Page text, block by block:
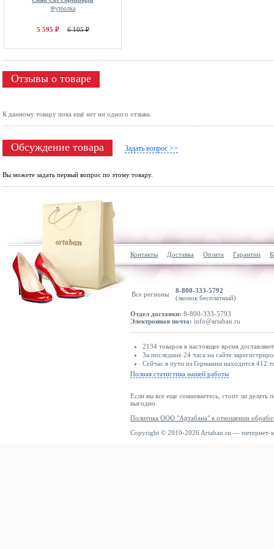
Футболка
5 595 ₽ 6 105 ₽
Отзывы о товаре
К данному товару пока ещё нет ни одного отзыва.
Обсуждение товара Задать вопрос >>
Вы можете задать первый вопрос по этому товару.
Контакты Доставка Оплата Гарантии
Все регионы
8-800-333-5792
(звонок бесплатный)
Отдел доставки: 8-800-333-5793
Электронная почта: info@artaban.ru
2134 товаров в настоящее время
За последние 24 часа на сайте
Сейчас в пути из Германии находится 412
Полная статистика нашей работы
Если вы все еще сомневаетесь, стоит ли делать
выгодно.
Политика ООО "Артабана" в отношении
Copyright © 2010-2026 Artaban.ru — интернет-